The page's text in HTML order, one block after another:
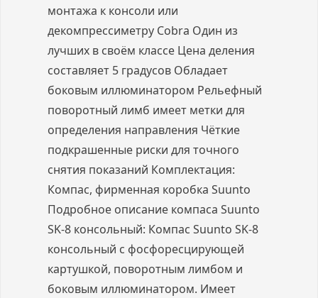
монтажа к консоли или
декомпрессиметру Cobra Один из
лучших в своём классе Цена деления
составляет 5 градусов Обладает
боковым иллюминатором Рельефный
поворотный лимб имеет метки для
определения направления Чёткие
подкрашенные риски для точного
снятия показаний Комплектация:
Компас, фирменная коробка Suunto
Подробное описание компаса Suunto
SK-8 консольный: Компас Suunto SK-8
консольный с фосфоресцирующей
картушкой, поворотным лимбом и
боковым иллюминатором. Имеет